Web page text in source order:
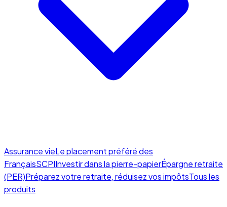
Assurance vieLe placement préféré des
FrançaisSCPIInvestir dans la pierre-papierÉpargne retraite
(PER)Préparez votre retraite, réduisez vos impôtsTous les
produits